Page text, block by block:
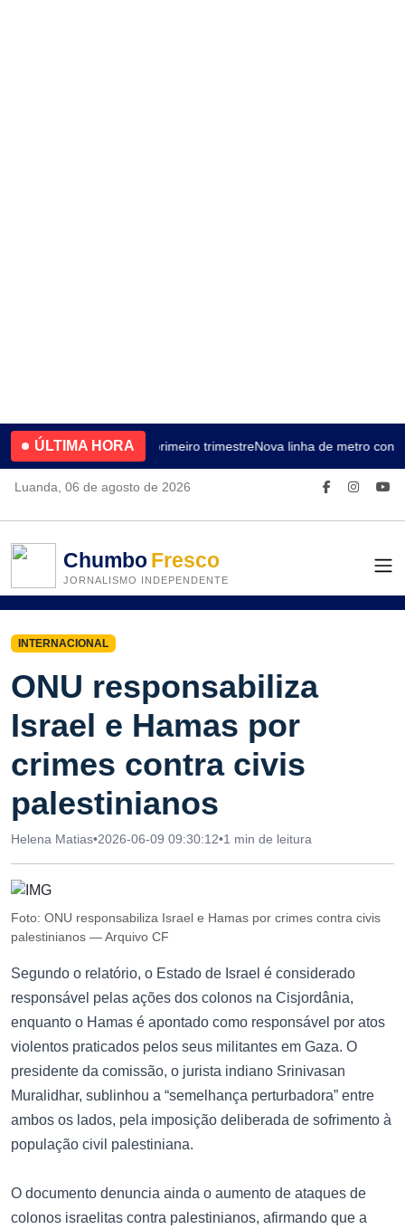
ÚLTIMA HORA4.2% no primeiro trimestreNova linha de metro
Luanda, 06 de agosto de 2026
ChumboFresco
JORNALISMO INDEPENDENTE
INTERNACIONAL
ONU responsabiliza
Israel e Hamas por
crimes contra civis
palestinianos
Helena Matias•2026-06-09 09:30:12•1 min de leitura
Foto: ONU responsabiliza Israel e Hamas por crimes contra civis
palestinianos — Arquivo CF
Segundo o relatório, o Estado de Israel é considerado
responsável pelas ações dos colonos na Cisjordânia,
enquanto o Hamas é apontado como responsável por atos
violentos praticados pelos seus militantes em Gaza. O
presidente da comissão, o jurista indiano Srinivasan
Muralidhar, sublinhou a “semelhança perturbadora” entre
ambos os lados, pela imposição deliberada de sofrimento à
população civil palestiniana.
O documento denuncia ainda o aumento de ataques de
colonos israelitas contra palestinianos, afirmando que a